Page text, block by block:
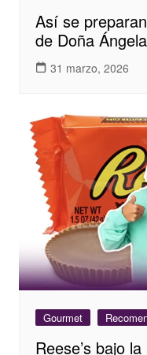
Así se
de Doña
31 marzo, 2026
Gourmet
Reese’s bajo